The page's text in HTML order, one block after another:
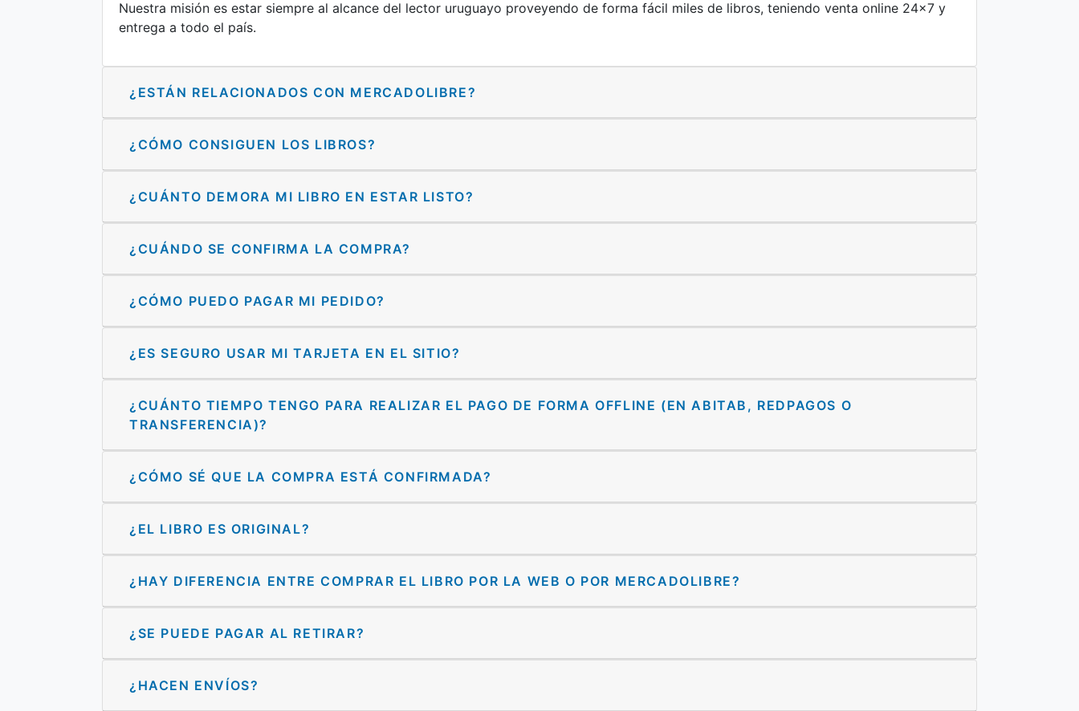
Nuestra misión es estar siempre al alcance del lector uruguayo proveyendo de forma fácil miles de libros, teniendo venta online 24x7 y
entrega a todo el país.
¿ESTÁN RELACIONADOS CON MERCADOLIBRE?
¿CÓMO CONSIGUEN LOS LIBROS?
¿CUÁNTO DEMORA MI LIBRO EN ESTAR LISTO?
¿CUÁNDO SE CONFIRMA LA COMPRA?
¿CÓMO PUEDO PAGAR MI PEDIDO?
¿ES SEGURO USAR MI TARJETA EN EL SITIO?
¿CUÁNTO TIEMPO TENGO PARA REALIZAR EL PAGO DE FORMA OFFLINE (EN ABITAB, REDPAGOS O
TRANSFERENCIA)?
¿CÓMO SÉ QUE LA COMPRA ESTÁ CONFIRMADA?
¿EL LIBRO ES ORIGINAL?
¿HAY DIFERENCIA ENTRE COMPRAR EL LIBRO POR LA WEB O POR MERCADOLIBRE?
¿SE PUEDE PAGAR AL RETIRAR?
¿HACEN ENVÍOS?